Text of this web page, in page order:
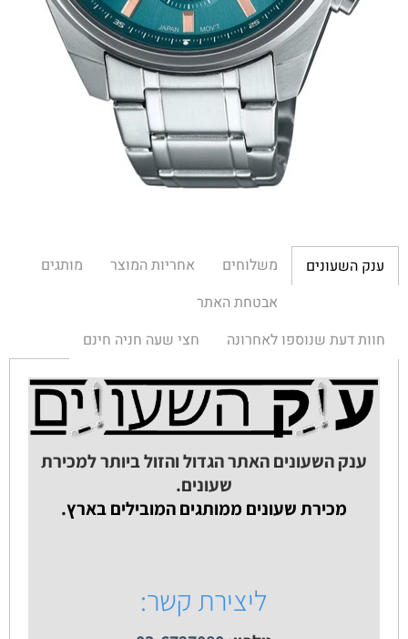
ענק השעונים משלוחים אחריות המוצר
מותגים
אבטחת האתר
חוות דעת שנוספו לאחרונה
חצי שעה חניה חינם
ענק השעונים האתר הגדול והזול ביותר למכירת
שעונים.
מכירת שעונים ממותגים המובילים בארץ.
ליצירת קשר: